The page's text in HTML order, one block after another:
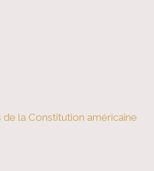
la Constitution américaine